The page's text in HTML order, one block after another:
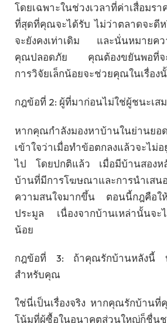
โดยเฉพาะในช่วงเวลาที่ค่าเสื่อมร
ที่สุดที่คุณจะได้รับ ไม่ว่าตลาดจะดี
จะยังคงเท่าเดิม และนั่นหมายคว
คุณปลอดภัย คุณต้องขยันพอที่จะ
การวิจัยเล็กน้อยจะช่วยคุณในเรื่อง
กฎข้อที่ 2: ผู้ที่มาก่อนไม่ใช่ผู้ชนะเส
หากคุณกำลังมองหาบ้านในย่า
เข้าใจว่าเมื่อทำข้อตกลงแล้วจะไม่
ไป โดยปกติแล้ว เมื่อมีบ้านสองห
บ้านที่มีการโฆษณาและการนำเสน
ความสนใจมากขึ้น ตอนนี้กฎคือใ
ประมูล เนื่องจากบ้านเหล่านั้นจะไ
น้อย
กฎข้อที่ 3: ถ้าคุณรักบ้านหลังนี้ บ้
สำหรับคุณ
ใช่นี่เป็นเรื่องจริง หากคุณรักบ้าน
โน้มที่ผู้ซื้อในอนาคตส่วนใหญ่ก็